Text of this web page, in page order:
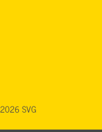
SVG